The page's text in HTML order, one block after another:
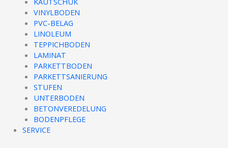
VINYLBODEN
PVC-BELAG
LINOLEUM
TEPPICHBODEN
LAMINAT
PARKETTBODEN
PARKETTSANIERUNG
STUFEN
UNTERBODEN
BETONVEREDELUNG
BODENPFLEGE
SERVICE